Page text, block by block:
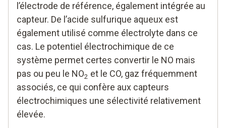
l’électrode de référence, également intégrée au
capteur. De l’acide sulfurique aqueux est
également utilisé comme électrolyte dans ce
cas. Le potentiel électrochimique de ce
système permet certes convertir le NO mais
pas ou peu le NO2 et le CO, gaz fréquemment
associés, ce qui confère aux capteurs
électrochimiques une sélectivité relativement
élevée.